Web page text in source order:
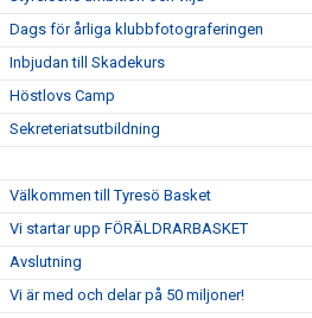
Dags för årliga klubbfotograferingen
Inbjudan till Skadekurs
Höstlovs Camp
Sekreteriatsutbildning
Välkommen till Tyresö Basket
Vi startar upp FÖRÄLDRARBASKET
Avslutning
Vi är med och delar på 50 miljoner!